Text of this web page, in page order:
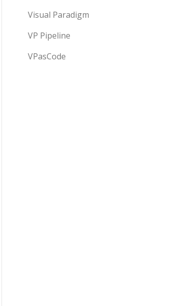
Visual Paradigm
VP Pipeline
VPasCode